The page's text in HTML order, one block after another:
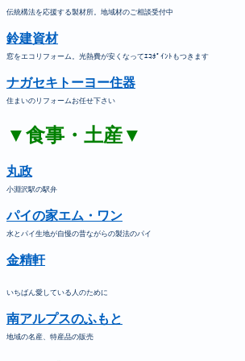
伝統構法を応援する製材所。地域材のご相談受付中
鈴建資材
窓をエコリフォーム。光熱費が安くなってｴｺﾎﾟｲﾝﾄもつきます
ナガセキトーヨー住器
住まいのリフォームお任せ下さい
▼食事・土産▼
丸政
小淵沢駅の駅弁
パイの家エム・ワン
水とパイ生地が自慢の昔ながらの製法のパイ
金精軒
いちばん愛している人のために
南アルプスのふもと
地域の名産、特産品の販売